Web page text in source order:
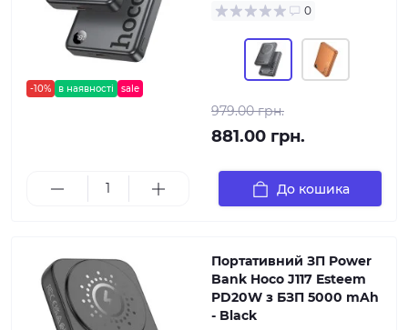
-10% в наявності sale
0
979.00 грн.
881.00 грн.
До кошика
Портативний ЗП Power
Bank Hoco J117 Esteem
PD20W з БЗП 5000 mAh
- Black